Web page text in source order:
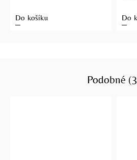
Do košíku Do
Podobné